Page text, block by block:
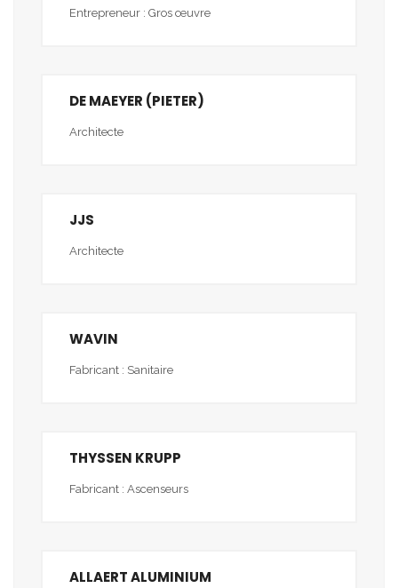
Entrepreneur : Gros œuvre
DE MAEYER (PIETER)
Architecte
JJS
Architecte
WAVIN
Fabricant : Sanitaire
THYSSEN KRUPP
Fabricant : Ascenseurs
ALLAERT ALUMINIUM